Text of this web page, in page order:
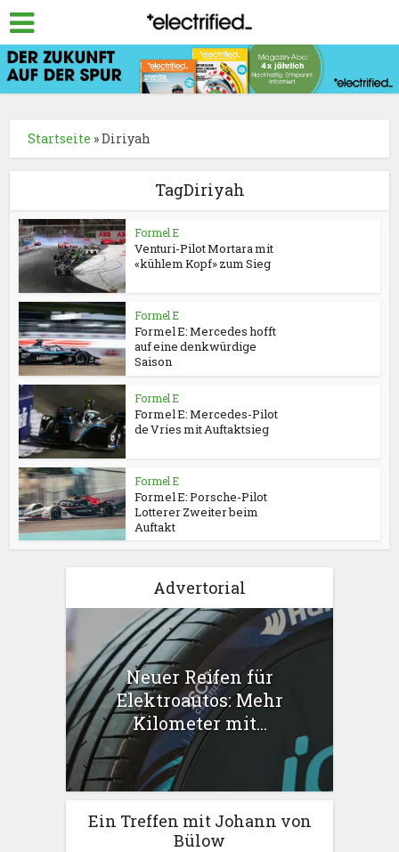
Startseite »Diriyah
TagDiriyah
Formel E
Venturi-Pilot Mortara mit
«kühlem Kopf» zum Sieg
Formel E
Formel E: Mercedes hofft
auf eine denkwürdige
Saison
Formel E
Formel E: Mercedes-Pilot
de Vries mit Auftaktsieg
Formel E
Formel E: Porsche-Pilot
Lotterer Zweiter beim
Auftakt
Advertorial
Neuer Reifen für
Elektroautos: Mehr
Kilometer mit...
Ein Treffen mit Johann von
Bülow